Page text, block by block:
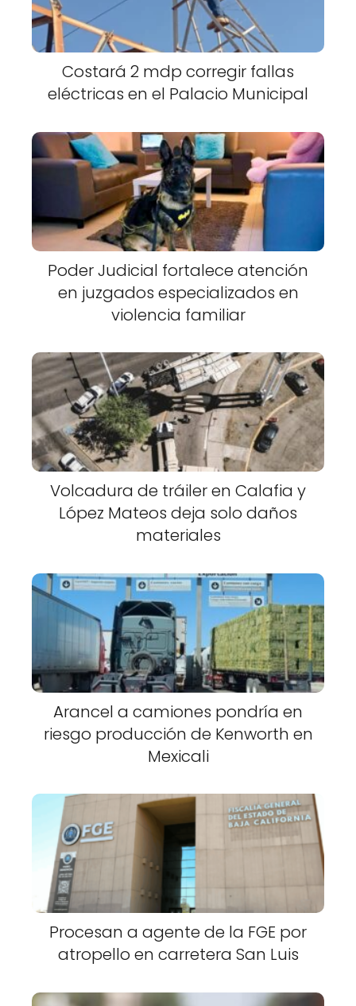
Costará 2 mdp corregir fallas
eléctricas en el Palacio Municipal
Poder Judicial fortalece atención
en juzgados especializados en
violencia familiar
Volcadura de tráiler en Calafia y
López Mateos deja solo daños
materiales
Arancel a camiones pondría en
riesgo producción de Kenworth en
Mexicali
Procesan a agente de la FGE por
atropello en carretera San Luis